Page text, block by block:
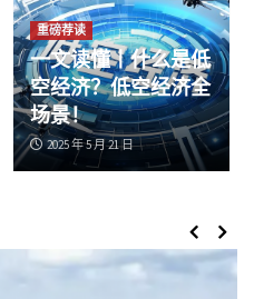
重磅荐读
一文读懂丨什么是低
空经济？低空经济全
场景！
2025 年 5 月 21 日